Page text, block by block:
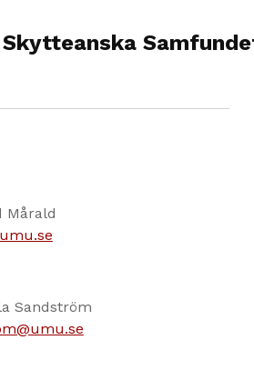
Mårald
Sandström